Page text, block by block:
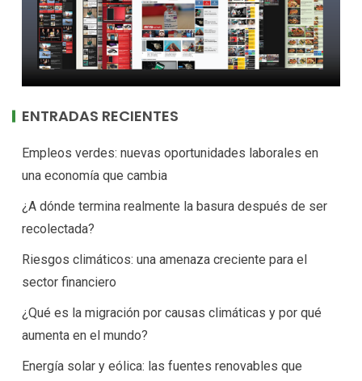
ENTRADAS RECIENTES
Empleos verdes: nuevas oportunidades laborales en
una economía que cambia
¿A dónde termina realmente la basura después de ser
recolectada?
Riesgos climáticos: una amenaza creciente para el
sector financiero
¿Qué es la migración por causas climáticas y por qué
aumenta en el mundo?
Energía solar y eólica: las fuentes renovables que